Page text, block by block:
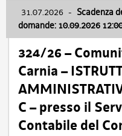
31.07.2026 - Scadenza
domande: 10.09.2026
324/26 –
Carnia –
C – presso il
Contabile del